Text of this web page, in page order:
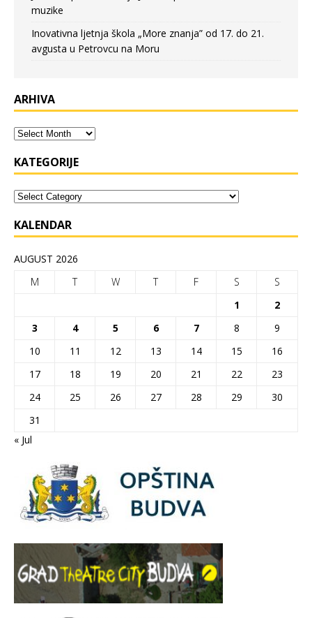
muzike
Inovativna ljetnja škola „More znanja” od 17. do 21.
avgusta u Petrovcu na Moru
ARHIVA
KATEGORIJE
KALENDAR
AUGUST 2026
M
T W T F S
S
1
2
3
4 5 6 7 8
9
10
11 12 13 14 15
16
17
18 19 20 21 22
23
24
25 26 27 28 29
30
31
« Jul